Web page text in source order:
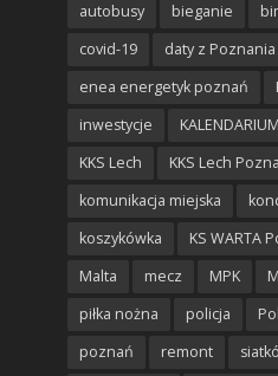
autobusy bieganie
covid-19
daty z Poznania
enea energetyk poznań
inwestycje
KKS Lech
KKS Lech
komunikacja miejska
koszykówka
KS WARTA
Malta
mecz MPK
piłka nożna
policja
poznań
remont